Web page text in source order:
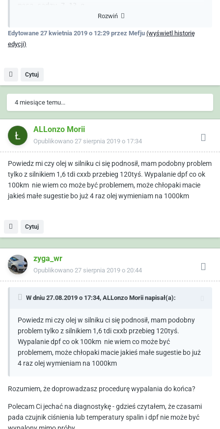
masa sadzy 7.13 g
  IDE00436   Filtr cząstek stałych: kilometry
od ostatniej regeneracji 21382 m
paliwa od ostatniej regeneracji 1.30 l
magaz.filtra cząstek stałych: statystyka-Bit 0
8
  IDE06059   Filtr cząstek stałych: zawartość
popiołu w oleju 26.3 g
  IDE06060   Granica zapełnienia: masa popiołu:
filtr cząstek stałych 80.00 g
Rozwiń
Edytowane 27 kwietnia 2019 o 12:29 przez Mefju (wyświetl historię
edycji)
Cytuj
4 miesiące temu...
ALLonzo Morii
Opublikowano 27 sierpnia 2019 o 17:34
Powiedz mi czy olej w silniku ci się podnosił, mam podobny problem
tylko z silnikiem 1,6 tdi cxxb przebieg 120tyś. Wypalanie dpf co ok
100km nie wiem co może być problemem, może chłopaki macie
jakieś małe sugestie bo już 4 raz olej wymieniam na 1000km
Cytuj
zyga_wr
Opublikowano 27 sierpnia 2019 o 20:44
W dniu 27.08.2019 o 17:34, ALLonzo Morii napisał(a):
Powiedz mi czy olej w silniku ci się podnosił, mam podobny
problem tylko z silnikiem 1,6 tdi cxxb przebieg 120tyś.
Wypalanie dpf co ok 100km nie wiem co może być
problemem, może chłopaki macie jakieś małe sugestie bo już
4 raz olej wymieniam na 1000km
Rozumiem, że doprowadzasz procedurę wypalania do końca?
Polecam Ci jechać na diagnostykę - gdzieś czytałem, że czasami
pada czujnik ciśnienia lub temperatury spalin i dpf nie może być